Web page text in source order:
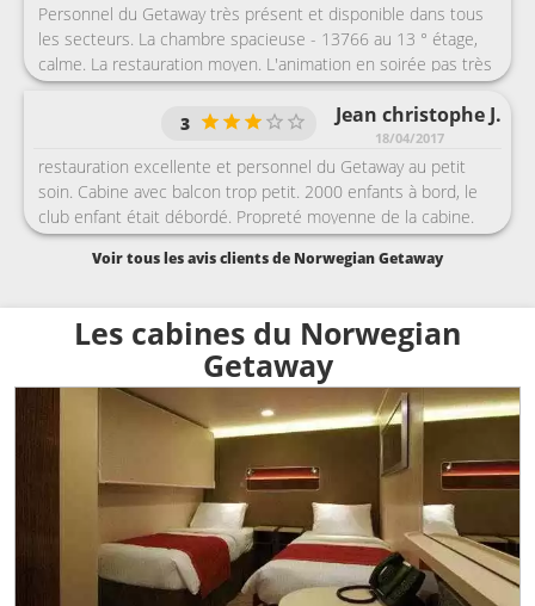
Personnel du Getaway très présent et disponible dans tous
les secteurs. La chambre spacieuse - 13766 au 13 ° étage,
calme. La restauration moyen. L'animation en soirée pas très
active (pour les personnes qui aiment danser comme nous) .
Par contre un bon point pour l'animation musicale et les
soirées au théâtre : sensationnel . La langue pratiquement
exclusive est l'anglais, mais un bon point il y avait deux
personnes qui parlaient français à disposition des
francophones.
Jean christophe J.
18/04/2017
3
restauration excellente et personnel du Getaway au petit
soin. Cabine avec balcon trop petit. 2000 enfants à bord, le
club enfant était débordé. Propreté moyenne de la cabine.
déçu par NCL, pas de correspondant pour les français avant
Cozumel, croisière très chère, nous préférons MSC.
Voir tous les avis clients de Norwegian Getaway
Les cabines du Norwegian
Getaway